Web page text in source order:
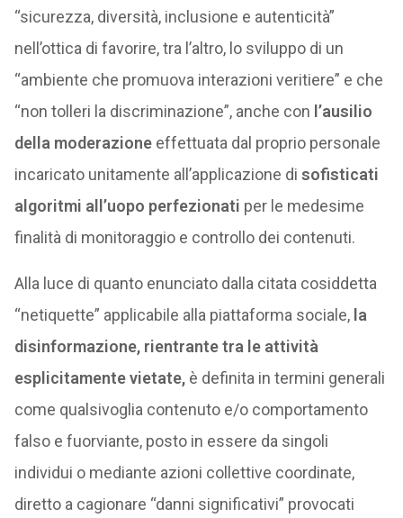
“sicurezza, diversità, inclusione e autenticità”
nell’ottica di favorire, tra l’altro, lo sviluppo di un
“ambiente che promuova interazioni veritiere” e che
“non tolleri la discriminazione”, anche con l’ausilio
della moderazioneeffettuata dal proprio personale
incaricato unitamente all’applicazione di sofisticati
algoritmi all’uopo perfezionati per le medesime
finalità di monitoraggio e controllo dei contenuti.
Alla luce di quanto enunciato dalla citata cosiddetta
“netiquette” applicabile alla piattaforma sociale, la
disinformazione, rientrante tra le attività
esplicitamente vietate,è definita in termini generali
come qualsivoglia contenuto e/o comportamento
falso e fuorviante, posto in essere da singoli
individui o mediante azioni collettive coordinate,
diretto a cagionare “danni significativi” provocati